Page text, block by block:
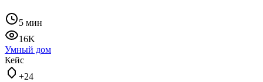
5 мин
16K
Умный дом
Кейс
+24